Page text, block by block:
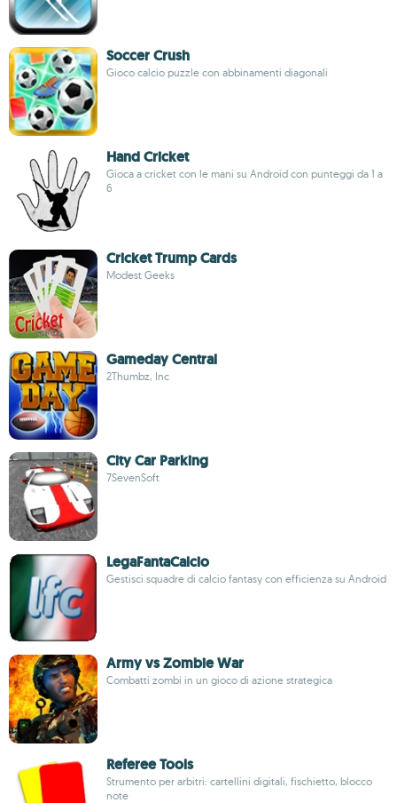
Soccer Crush
Gioco calcio puzzle con abbinamenti diagonali
Hand Cricket
Gioca a cricket con le mani su Android con punteggi da 1 a
6
Cricket Trump Cards
Modest Geeks
Gameday Central
2Thumbz, Inc
City Car Parking
7SevenSoft
LegaFantaCalcio
Gestisci squadre di calcio fantasy con efficienza su Android
Army vs Zombie War
Combatti zombi in un gioco di azione strategica
Referee Tools
Strumento per arbitri: cartellini digitali, fischietto, blocco
note